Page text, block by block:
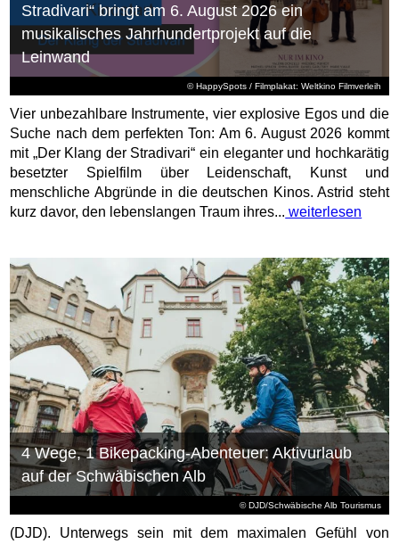
© HappySpots / Filmplakat: Weltkino Filmverleih
Stradivari“ bringt am 6. August 2026 ein
musikalisches Jahrhundertprojekt auf die
Leinwand
Vier unbezahlbare Instrumente, vier explosive Egos und die
Suche nach dem perfekten Ton: Am 6. August 2026 kommt
mit „Der Klang der Stradivari“ ein eleganter und hochkarätig
besetzter Spielfilm über Leidenschaft, Kunst und
menschliche Abgründe in die deutschen Kinos. Astrid steht
kurz davor, den lebenslangen Traum ihres... weiterlesen
© DJD/Schwäbische Alb Tourismus
4 Wege, 1 Bikepacking-Abenteuer: Aktivurlaub
auf der Schwäbischen Alb
(DJD). Unterwegs sein mit dem maximalen Gefühl von